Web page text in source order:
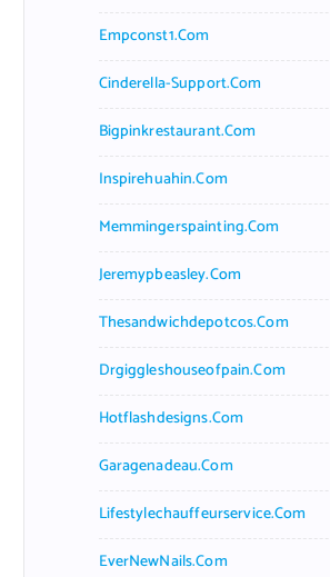
Empconst1.com
Cinderella-Support.com
Bigpinkrestaurant.com
Inspirehuahin.com
Memmingerspainting.com
Jeremypbeasley.com
Thesandwichdepotcos.com
Drgiggleshouseofpain.com
Hotflashdesigns.com
Garagenadeau.com
Lifestylechauffeurservice.com
EverNewNails.com